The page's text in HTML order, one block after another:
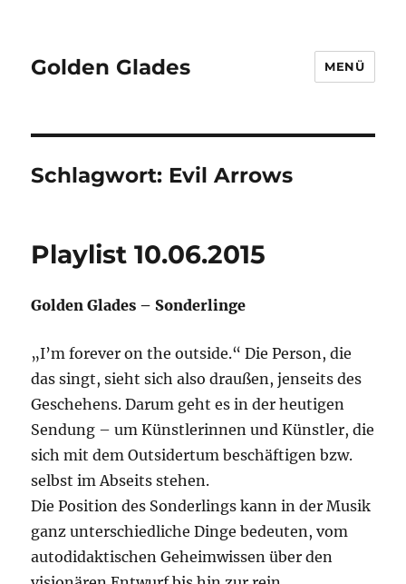
Golden Glades MENÜ
Schlagwort: Evil Arrows
Playlist 10.06.2015
Golden Glades – Sonderlinge
„I’m forever on the outside.“ Die Person, die
das singt, sieht sich also draußen, jenseits des
Geschehens. Darum geht es in der heutigen
Sendung – um Künstlerinnen und Künstler, die
sich mit dem Outsidertum beschäftigen bzw.
selbst im Abseits stehen.
Die Position des Sonderlings kann in der Musik
ganz unterschiedliche Dinge bedeuten, vom
autodidaktischen Geheimwissen über den